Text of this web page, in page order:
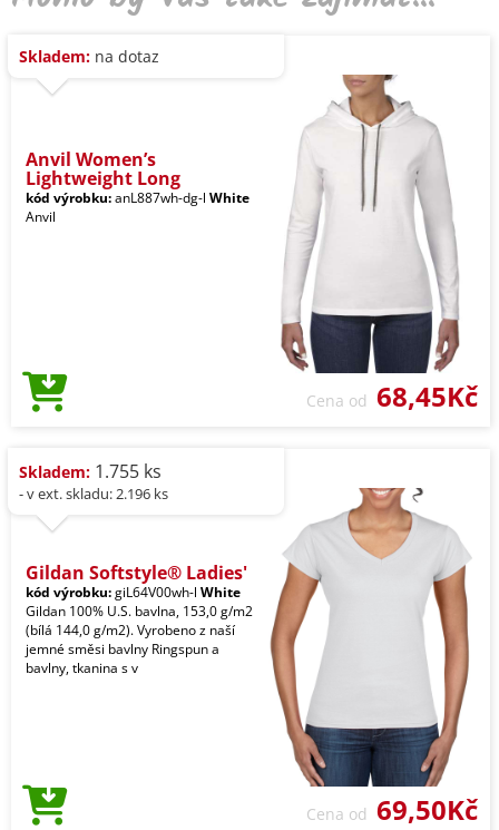
Skladem: na dotaz
Anvil Women’s
Lightweight Long
kód výrobku:anL887wh-dg-l White
Anvil
Cena od 68,45Kč
Skladem: 1.755 ks
- v ext. skladu: 2.196 ks
Gildan Softstyle® Ladies'
kód výrobku:giL64V00wh-l White
Gildan 100% U.S. bavlna, 153,0 g/m2
(bílá 144,0 g/m2). Vyrobeno z naší
jemné směsi bavlny Ringspun a
bavlny, tkanina s v
Cena od 69,50Kč